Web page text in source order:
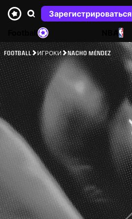
Зарегистрироваться
NBA
FOOTBALL ИГРОКИ NACHO MÉNDEZ